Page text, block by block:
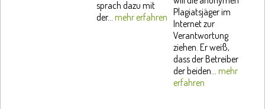
sprach dazu mit
der... mehr erfahren Plagiatsjäger im
Internet zur
Verantwortung
ziehen. Er weiß,
dass der Betreiber
der beiden... mehr
erfahren